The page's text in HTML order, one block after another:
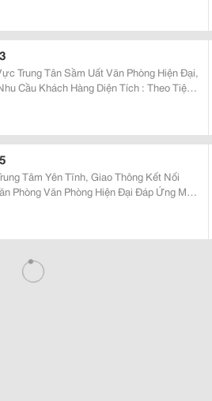
Sầm Uất Văn Phòng Hiện Đại,
Hàng Diện Tích : Theo Tiện
Tâm Yên Tĩnh, Giao Thông Kết Nối
Đáp Ứng Mọi